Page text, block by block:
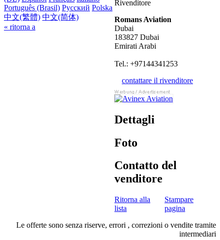
Português (Brasil) Русский Polska
中文(繁體) 中文(简体)
« ritorna a
Rivenditore
Romans Aviation
Dubai
183827 Dubai
Emirati Arabi
Tel.: +97144341253
contattare il rivenditore
Dettagli
Foto
Contatto del
venditore
Ritorna alla
lista
Stampare
pagina
Le offerte sono senza riserve, errori , correzioni o vendite tramite
intermediari